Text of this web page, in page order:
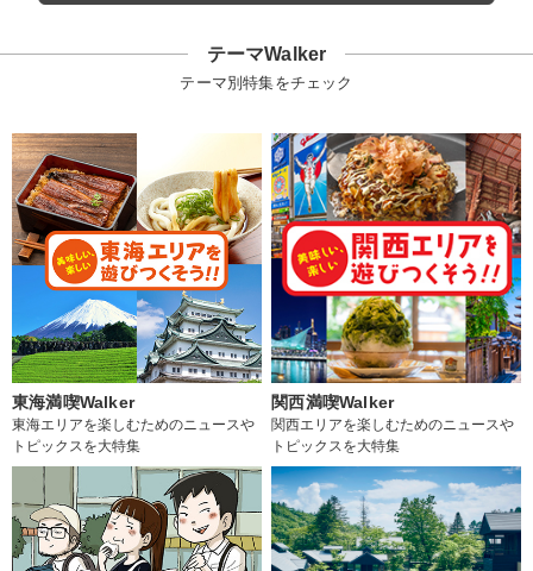
テーマWalker
テーマ別特集をチェック
東海満喫Walker
東海エリアを楽しむためのニュースや
トピックスを大特集
関西満喫Walker
関西エリアを楽しむためのニュースや
トピックスを大特集